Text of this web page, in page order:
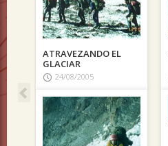
ATRAVEZANDO EL
GLACIAR
24/08/2005